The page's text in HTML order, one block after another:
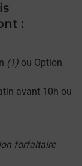
:
(1) ou Option
avant 10h ou
forfaitaire